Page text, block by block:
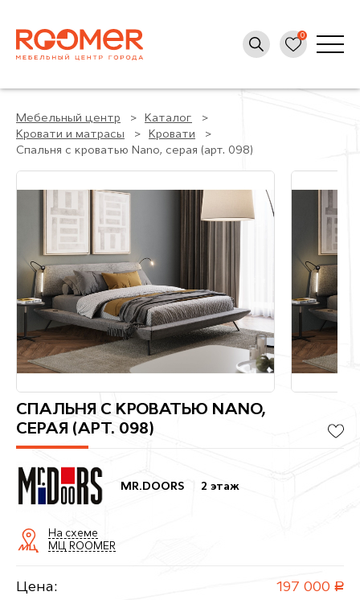
Мебельный центр
Каталог
Кровати и матрасы
Кровати
Спальня с кроватью Nano, серая (арт. 098)
СПАЛЬНЯ С КРОВАТЬЮ NANO,
СЕРАЯ (АРТ. 098)
MR.DOORS 2 этаж
На схеме
МЦ ROOMER
Цена: 197 000 руб.